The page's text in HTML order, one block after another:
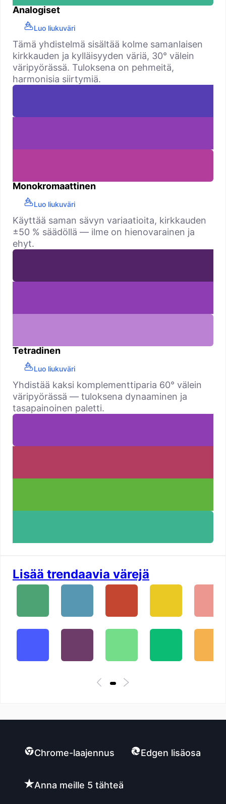
Analogiset
Luo liukuväri
Tämä yhdistelmä sisältää kolme samanlaisen
kirkkauden ja kylläisyyden väriä, 30° välein
väripyörässä. Tuloksena on pehmeitä,
harmonisia siirtymiä.
Monokromaattinen
Luo liukuväri
Käyttää saman sävyn variaatioita, kirkkauden
±50 % säädöllä — ilme on hienovarainen ja
ehyt.
Tetradinen
Luo liukuväri
Yhdistää kaksi komplementtiparia 60° välein
väripyörässä — tuloksena dynaaminen ja
tasapainoinen paletti.
Lisää trendaavia värejä
Chrome-laajennus Edgen lisäosa
Anna meille 5 tähteä